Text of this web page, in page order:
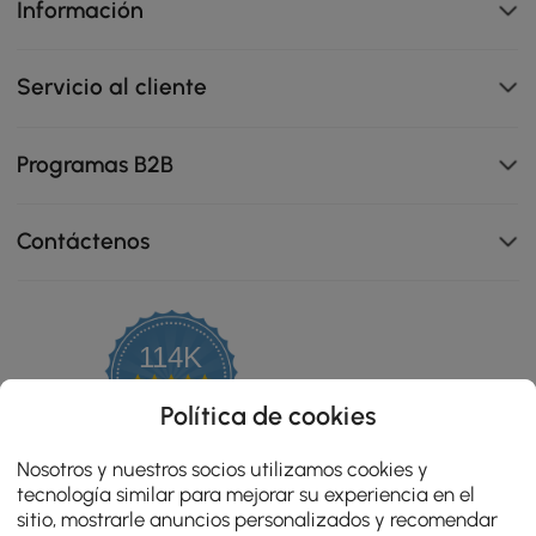
Esta base de piedra sinterizada añade estabilidad y
sofisticación a cualquier espacio.
Información
Servicio al cliente
Programas B2B
Contáctenos
114K
4.8
star
rating
OPINIONES CERTIFICADAS
Política de cookies
Nosotros y nuestros socios utilizamos cookies y
tecnología similar para mejorar su experiencia en el
sitio, mostrarle anuncios personalizados y recomendar